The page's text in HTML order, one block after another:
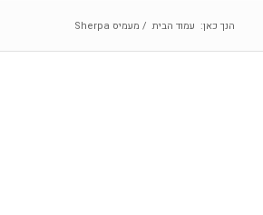
הנך כאן: עמוד הבית / מעמיס Sherpa